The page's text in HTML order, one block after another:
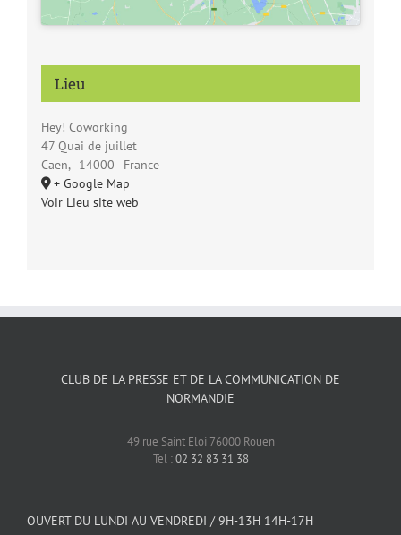
Lieu
Hey! Coworking
47 Quai de juillet
Caen, 14000
France
+ Google Map
Voir Lieu site web
CLUB DE LA PRESSE ET DE LA COMMUNICATION DE
NORMANDIE
49 rue Saint Eloi 76000 Rouen
Tel :02 32 83 31 38
OUVERT DU LUNDI AU VENDREDI / 9H-13H 14H-17H